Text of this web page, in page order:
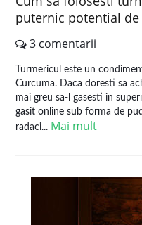
puternic potential
3 comentarii
Turmericul este un
Curcuma. Daca doresti sa
mai greu sa-l gasesti in
gasit online sub forma de
radaci... Mai mult